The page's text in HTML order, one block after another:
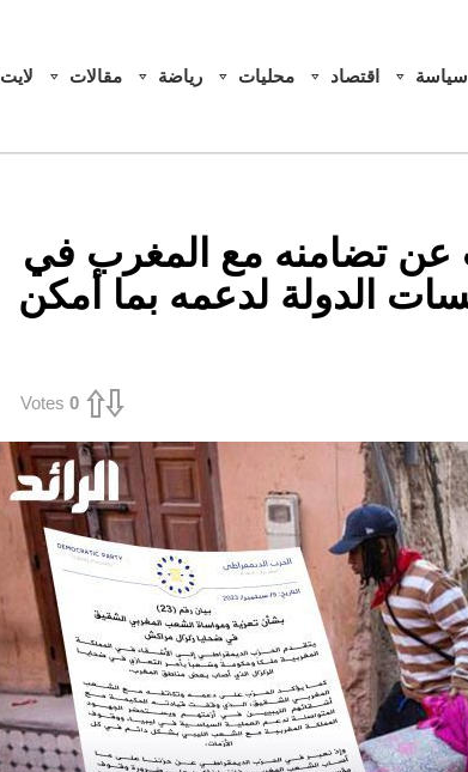
سياسة اقتصاد محليات رياضة مقالات لايت
عن تضامنه مع المغرب في
الدولة لدعمه بما أمكن
0
Votes